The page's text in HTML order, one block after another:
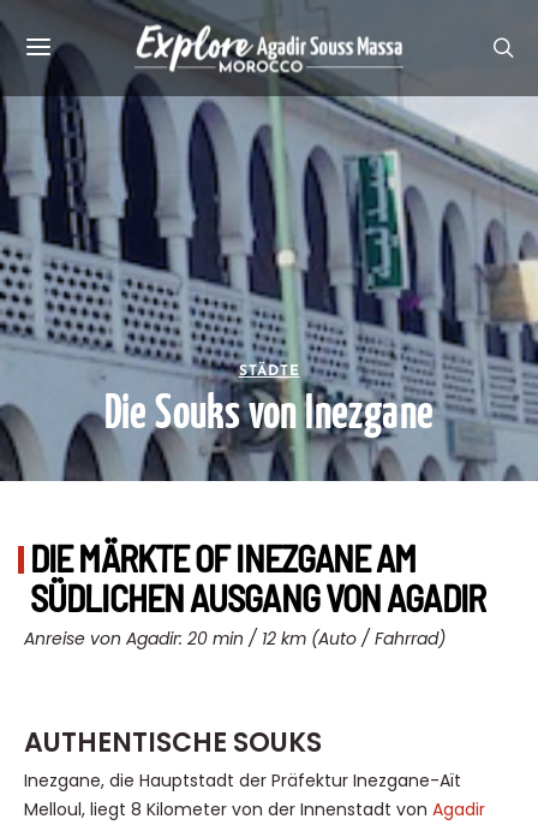
STÄDTE
Die Souks von Inezgane
DIE MÄRKTE OF INEZGANE AM
SÜDLICHEN AUSGANG VON AGADIR
Anreise von Agadir: 20 min / 12 km (Auto / Fahrrad)
AUTHENTISCHE SOUKS
Inezgane, die Hauptstadt der Präfektur Inezgane-Aït
Melloul, liegt 8 Kilometer von der Innenstadt von Agadir